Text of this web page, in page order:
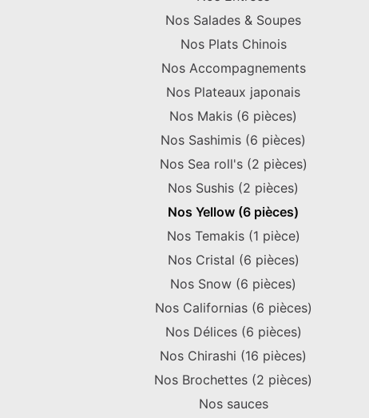
Nos Salades & Soupes
Nos Plats Chinois
Nos Accompagnements
Nos Plateaux japonais
Nos Makis (6 pièces)
Nos Sashimis (6 pièces)
Nos Sea roll's (2 pièces)
Nos Sushis (2 pièces)
Nos Yellow (6 pièces)
Nos Temakis (1 pièce)
Nos Cristal (6 pièces)
Nos Snow (6 pièces)
Nos Californias (6 pièces)
Nos Délices (6 pièces)
Nos Chirashi (16 pièces)
Nos Brochettes (2 pièces)
Nos sauces